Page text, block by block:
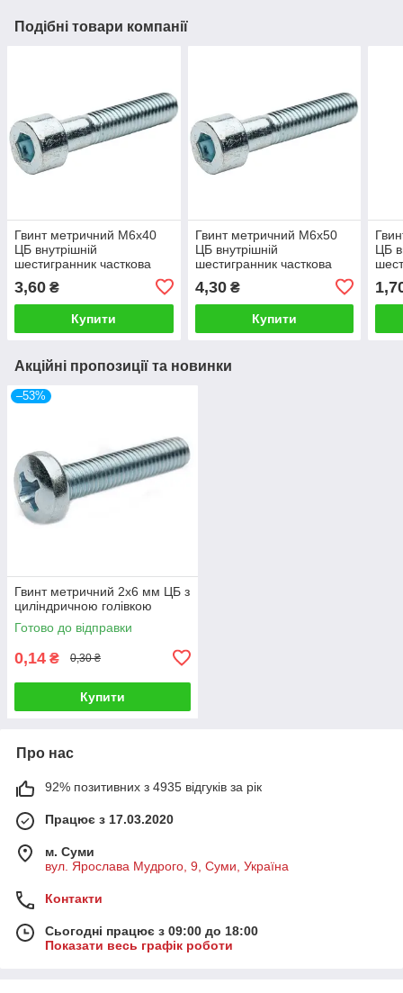
Подібні товари компанії
Гвинт метричний М6х40
ЦБ внутрішній
шестигранник часткова
різьба кл.міц. 8.8 DIN 912
(5I56040-2)
3,60 ₴
Купити
Гвинт метричний М6х50
ЦБ внутрішній
шестигранник часткова
різьба кл.міц. 8.8 DIN 912
(5I56050-2)
4,30₴
Купити
ЦБ
Акційні пропозиції та новинки
–53%
Гвинт метричний 2х6 мм ЦБ з
циліндричною голівкою
Готово до відправки
0,14 ₴ 0,30 ₴
Купити
Про нас
92% позитивних з 4935 відгуків за рік
Працює з 17.03.2020
м. Суми
вул. Ярослава Мудрого, 9, Суми, Україна
Контакти
Сьогодні працює з 09:00 до 18:00
Показати весь графік роботи